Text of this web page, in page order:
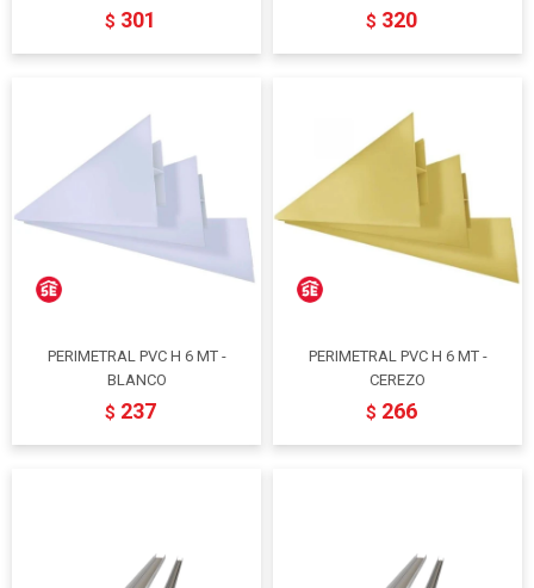
$ 301 $ 320
PERIMETRAL PVC H 6 MT -
BLANCO
$ 237
PERIMETRAL PVC H 6 MT -
CEREZO
$ 266